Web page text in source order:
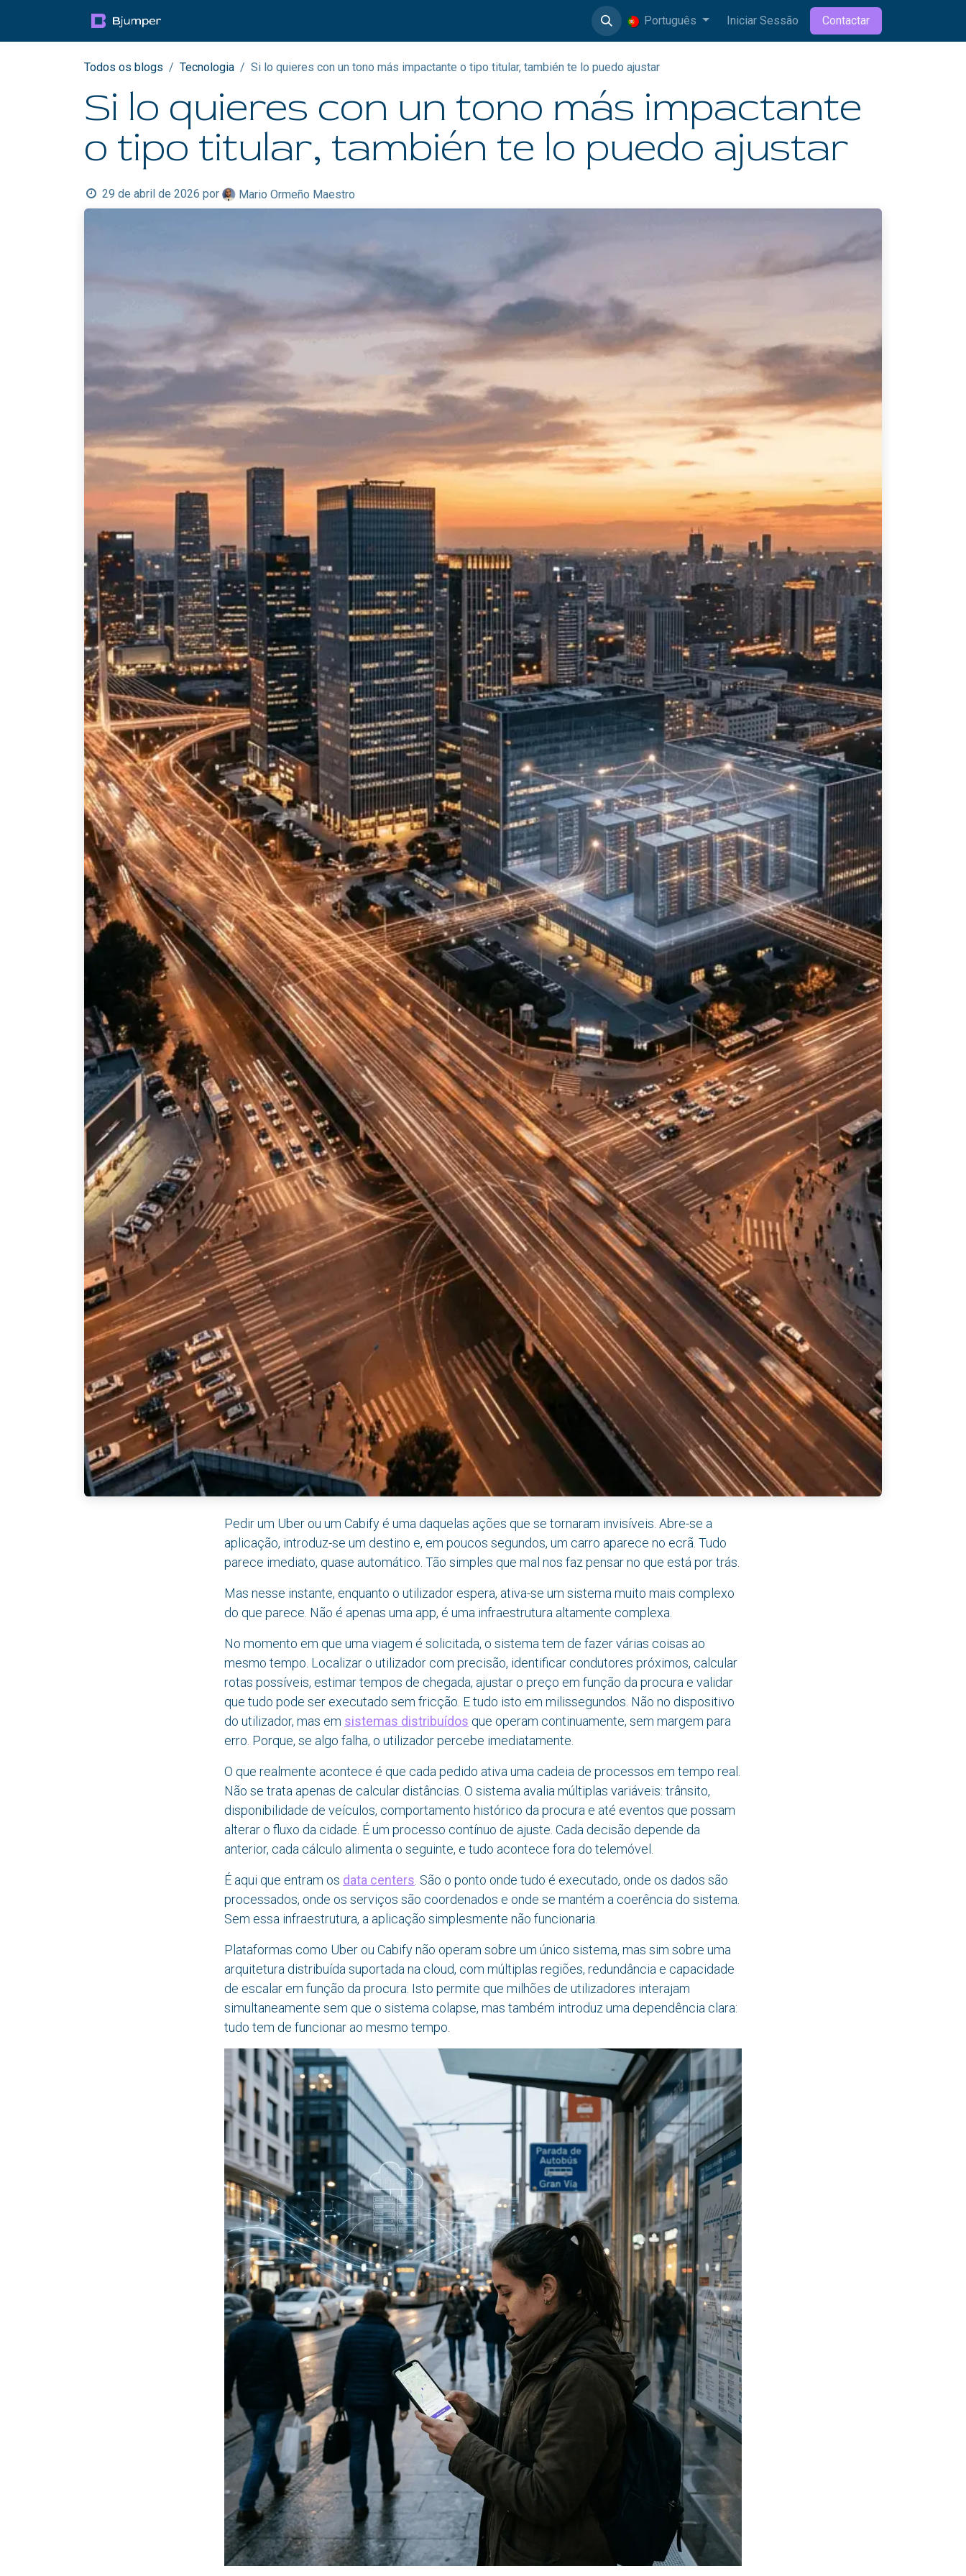
Português Iniciar Sessão Contactar
Todos os blogs Tecnologia Si lo quieres con un tono más impactante o tipo titular, también te lo puedo ajustar
Si lo quieres con un tono más impactante
o tipo titular, también te lo puedo ajustar
29 de abril de 2026 por Mario Ormeño Maestro
Pedir um Uber ou um Cabify é uma daquelas ações que se tornaram invisíveis. Abre-se a
aplicação, introduz-se um destino e, em poucos segundos, um carro aparece no ecrã. Tudo
parece imediato, quase automático. Tão simples que mal nos faz pensar no que está por trás.
Mas nesse instante, enquanto o utilizador espera, ativa-se um sistema muito mais complexo
do que parece. Não é apenas uma app, é uma infraestrutura altamente complexa.
No momento em que uma viagem é solicitada, o sistema tem de fazer várias coisas ao
mesmo tempo. Localizar o utilizador com precisão, identificar condutores próximos, calcular
rotas possíveis, estimar tempos de chegada, ajustar o preço em função da procura e validar
que tudo pode ser executado sem fricção. E tudo isto em milissegundos. Não no dispositivo
do utilizador, mas em sistemas distribuídos que operam continuamente, sem margem para
erro. Porque, se algo falha, o utilizador percebe imediatamente.
O que realmente acontece é que cada pedido ativa uma cadeia de processos em tempo real.
Não se trata apenas de calcular distâncias. O sistema avalia múltiplas variáveis: trânsito,
disponibilidade de veículos, comportamento histórico da procura e até eventos que possam
alterar o fluxo da cidade. É um processo contínuo de ajuste. Cada decisão depende da
anterior, cada cálculo alimenta o seguinte, e tudo acontece fora do telemóvel.
É aqui que entram os data centers . São o ponto onde tudo é executado, onde os dados são
processados, onde os serviços são coordenados e onde se mantém a coerência do sistema.
Sem essa infraestrutura, a aplicação simplesmente não funcionaria.
Plataformas como Uber ou Cabify não operam sobre um único sistema, mas sim sobre uma
arquitetura distribuída suportada na cloud, com múltiplas regiões, redundância e capacidade
de escalar em função da procura. Isto permite que milhões de utilizadores interajam
simultaneamente sem que o sistema colapse, mas também introduz uma dependência clara:
tudo tem de funcionar ao mesmo tempo.